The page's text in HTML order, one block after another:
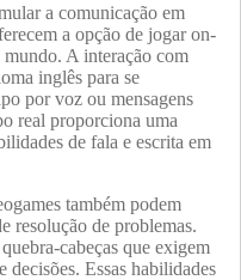
a comunicação em
a opção de jogar on-
A interação com
inglês para se
por voz ou mensagens
real proporciona uma
de fala e escrita em
também podem
resolução de problemas.
cabeças que exigem
Essas habilidades